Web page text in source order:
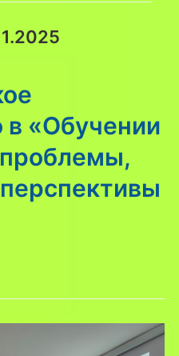
в «Обучении